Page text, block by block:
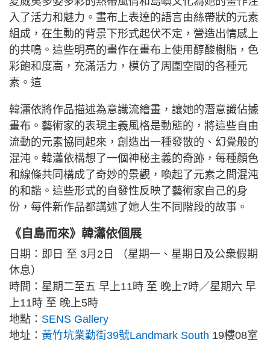
入了活力和魅力。畫布上表達的語言由絲帶狀的元素
組成，在生動的背景下形式起伏不定，營造出情感上
的共鳴。這些明亮的畫作在畫布上使用醇酸樹脂，色
彩飽和度高，充滿活力，模仿了周圍空間的各種元
素。這
韓瀟依將作品描述為意識流繪畫，讓她的潛意識佔據
畫布。藝術家的表現主義風格是動態的，將這些自由
流動的元素協同起來，創造出一種發散的、幻覺般的
混沌。韓瀟依構想了一個神秘主義的奇跡，每種顏色
和線條共同構成了奇妙的景觀，喚起了元素之間混沌
的和諧。這些形式的自發性反映了藝術家自己的身
份，每件新作品都講述了她人生不同階段的故事。
《自島而來》韓瀟依個展
日期：即日 至 3月2日 （星期一、星期日及公衆假期
休息）
時間：星期二至五 早上11時 至 晚上7時／星期六 早
上11時 至 晚上5時
地點： SENS Gallery
地址： 黃竹坑業勤街39號Landmark South 19樓08室